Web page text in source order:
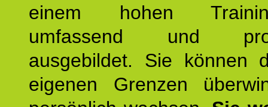
einem hohen
umfassend und
ausgebildet. Sie können
eigenen Grenzen